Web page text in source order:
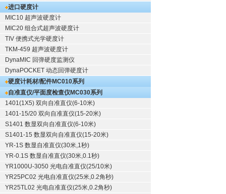
进口硬度计
MIC10 超声波硬度计
MIC20 组合式超声波硬度计
TIV 便携式光学硬度计
TKM-459 超声波硬度计
DynaMIC 回弹硬度监测仪
DynaPOCKET 动态回弹硬度计
硬度计耗材/配件MC010系列
自准直仪/平面度检查仪MC030系列
1401(1X5) 双向自准直仪(6-10米)
1401-15/20 双向自准直仪(15-20米)
S1401 数显双向自准直仪(6-10米)
S1401-15 数显双向自准直仪(15-20米)
YR-1S 数显自准直仪(30米,1秒)
YR-0.1S 数显自准直仪(30米,0.1秒)
YR1000U-3050 光电自准直仪(25/10米)
YR25PC02 光电自准直仪(25米,0.2角秒)
YR25TL02 光电自准直仪(25米,0.2角秒)